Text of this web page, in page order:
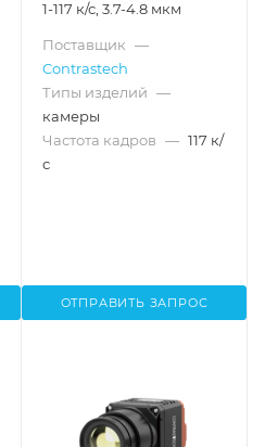
1-117 к/с, 3.7-4.8 мкм
Поставщик —
Contrastech
Типы изделий —
камеры
Частота кадров — 117 к/
с
ОТПРАВИТЬ ЗАПРОС